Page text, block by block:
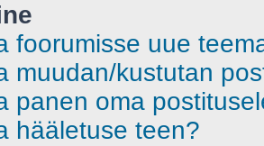
foorumisse uue
muudan/kustutan
panen oma
hääletuse teen?